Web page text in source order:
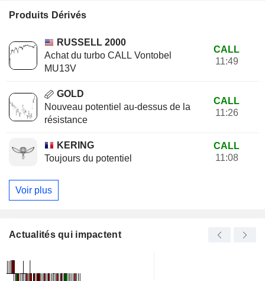
Produits Dérivés
RUSSELL 2000
Achat du turbo CALL Vontobel
MU13V
CALL
11:49
GOLD
Nouveau potentiel au-dessus de la
résistance
CALL
11:26
KERING
Toujours du potentiel
CALL
11:08
Voir plus
Actualités qui impactent